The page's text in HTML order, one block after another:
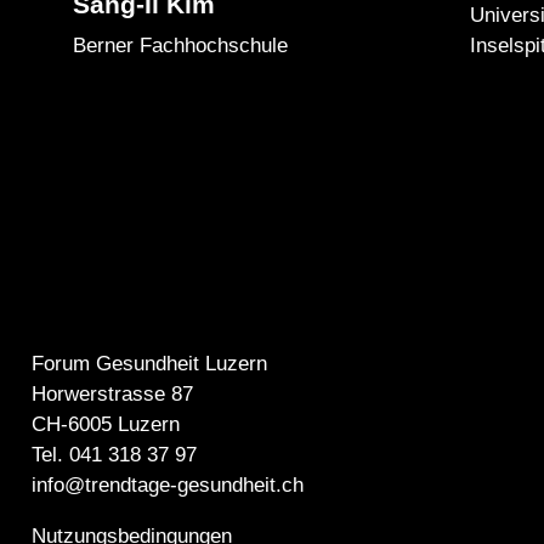
Berner Fachhochschule
Forum Gesundheit Luzern
Horwerstrasse 87
CH-6005 Luzern
Tel. 041 318 37 97
info@trendtage-gesundheit.ch
Nutzungsbedingungen